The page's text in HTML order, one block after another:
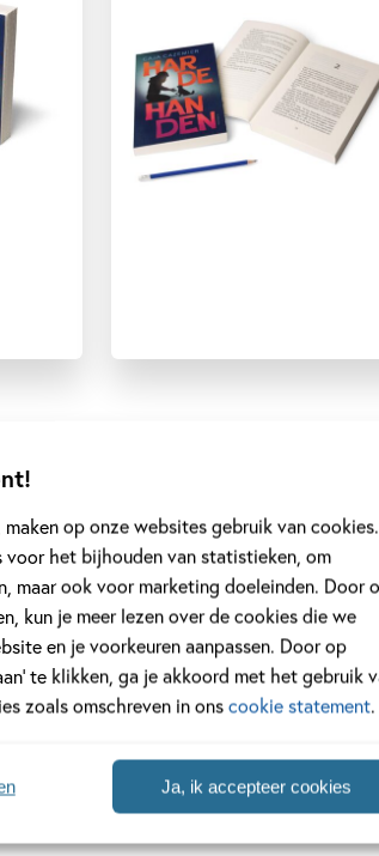
op onze websites gebruik van cookies.
het bijhouden van statistieken, om
maar ook voor marketing doeleinden. Door
kun je meer lezen over de cookies die we
en je voorkeuren aanpassen. Door op
te klikken, ga je akkoord met het gebruik
zoals omschreven in onscookie statement.
Ja, ik accepteer cookies
maar groeide op in Groningen.
en letterkunde, waarbij ze zoveel